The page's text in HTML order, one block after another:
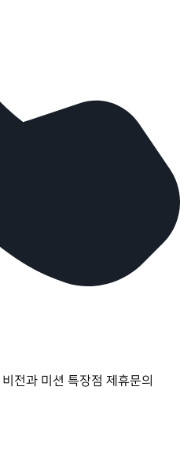
비전과 미션 특장점 제휴문의